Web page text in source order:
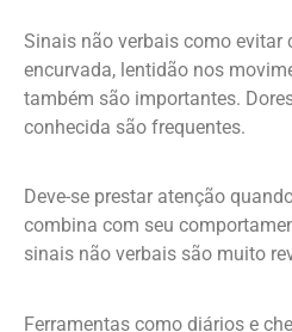
Sinais não verbais como evitar
encurvada, lentidão nos
também são importantes.
conhecida são frequentes.
Deve-se prestar atenção
combina com seu
sinais não verbais são muito
Ferramentas como diários e